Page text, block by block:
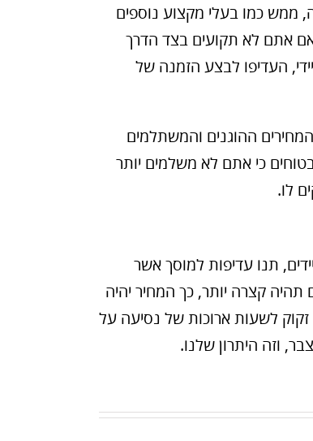
ממש כמו בעלי מקצוע נוספים
אם אתם לא תקועים בצד הדרך
העדיפו לבצע הזמנה של
ההוגנים והמשתלמים
כי אתם לא משלמים יותר
לו.
תנו עדיפות למוסך אשר
תהיה קצרה יותר, כך המחיר יהיה
זקוק לשעות ארוכות של נסיעה על
וזה היתרון שלנו.